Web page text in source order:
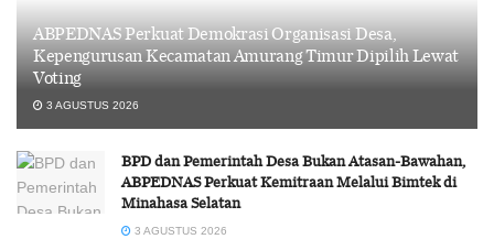
ABPEDNAS Perkuat Demokrasi Organisasi Desa,
Kepengurusan Kecamatan Amurang Timur Dipilih Lewat
Voting
3 AGUSTUS 2026
BPD dan Pemerintah Desa Bukan Atasan-Bawahan,
ABPEDNAS Perkuat Kemitraan Melalui Bimtek di
Minahasa Selatan
3 AGUSTUS 2026